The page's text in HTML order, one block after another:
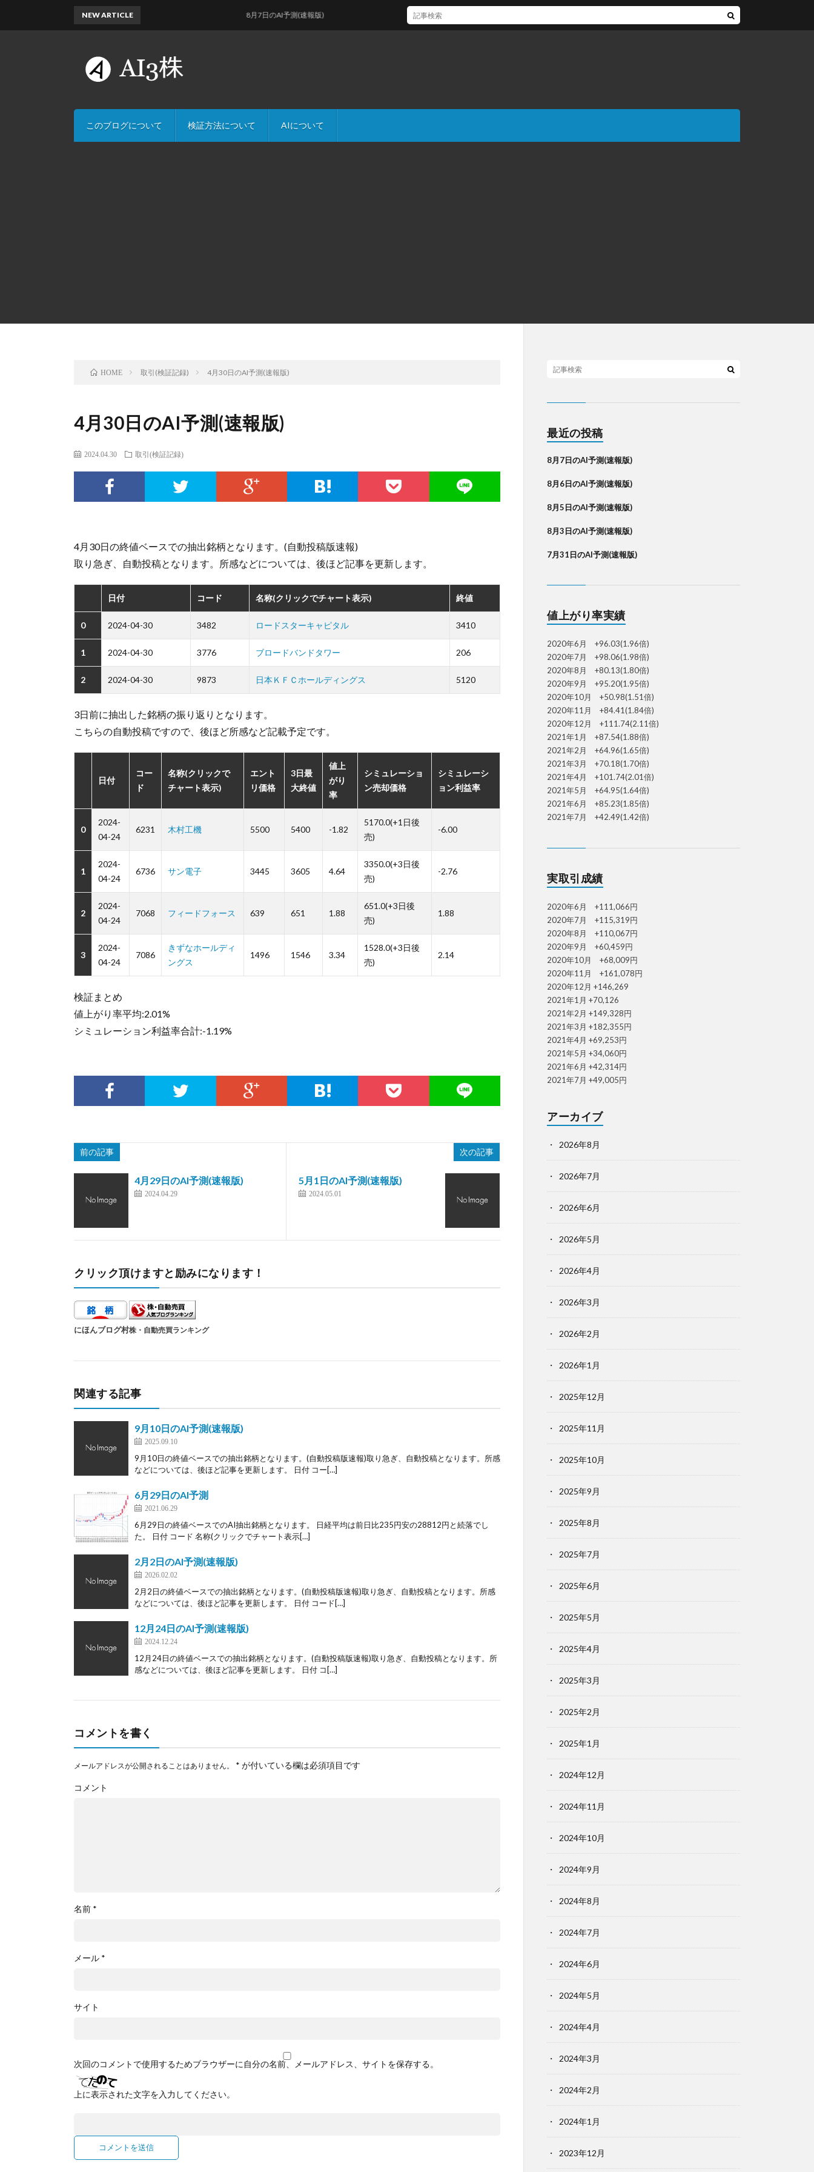
このブログについて 検証方法について AIについて
NEW ARTICLE 8月7日のAI予測(速報版)
HOME 取引(検証記録) 4月30日のAI予測(速報版)
4月30日のAI予測(速報版)
2024.04.30 取引(検証記録)
4月30日の終値ベースでの抽出銘柄となります。(自動投稿版速報)
取り急ぎ、自動投稿となります。所感などについては、後ほど記事を更新します。
日付 コード 名称(クリックでチャート表示) 終値
0 2024-04-30 3482 ロードスターキャピタル 3410
1 2024-04-30 3776 ブロードバンドタワー 206
2 2024-04-30 9873 日本ＫＦＣホールディングス 5120
3日前に抽出した銘柄の振り返りとなります。
こちらの自動投稿ですので、後ほど所感など記載予定です。
日付
コー
ド
名称(クリックで
チャート表示)
エント
リ価格
3日最
大終値
値上
がり
率
シミュレーショ
ン売却価格
シミュレーシ
ョン利益率
0
2024-
04-24
6231 木村工機 5500 5400 -1.82
5170.0(+1日後
売)
-6.00
1
2024-
04-24
6736 サン電子 3445 3605 4.64
3350.0(+3日後
売)
-2.76
2
2024-
04-24
7068 フィードフォース 639 651 1.88
651.0(+3日後
売)
1.88
3
2024-
04-24
7086
きずなホールディ
ングス
1496 1546 3.34
1528.0(+3日後
売)
2.14
検証まとめ
値上がり率平均:2.01%
シミュレーション利益率合計:-1.19%
前の記事
4月29日のAI予測(速報版)
2024.04.29
次の記事
5月1日のAI予測(速報版)
2024.05.01
クリック頂けますと励みになります！
にほんブログ村株・自動売買ランキング
関連する記事
9月10日のAI予測(速報版)
2025.09.10
9月10日の終値ベースでの抽出銘柄となります。(自動投稿版速報)取り急ぎ、自動投稿となります。所感
などについては、後ほど記事を更新します。 日付 コー[…]
6月29日のAI予測
2021.06.29
6月29日の終値ベースでのAI抽出銘柄となります。 日経平均は前日比235円安の28812円と続落でし
た。 日付 コード 名称(クリックでチャート表示[…]
2月2日のAI予測(速報版)
2026.02.02
2月2日の終値ベースでの抽出銘柄となります。(自動投稿版速報)取り急ぎ、自動投稿となります。所感
などについては、後ほど記事を更新します。 日付 コード[…]
12月24日のAI予測(速報版)
2024.12.24
12月24日の終値ベースでの抽出銘柄となります。(自動投稿版速報)取り急ぎ、自動投稿となります。所
感などについては、後ほど記事を更新します。 日付 コ[…]
コメントを書く
メールアドレスが公開されることはありません。 * が付いている欄は必須項目です
コメント
名前 *
メール *
サイト
次回のコメントで使用するためブラウザーに自分の名前、メールアドレス、サイトを保存する。
上に表示された文字を入力してください。
最近の投稿
8月7日のAI予測(速報版)
8月6日のAI予測(速報版)
8月5日のAI予測(速報版)
8月3日のAI予測(速報版)
7月31日のAI予測(速報版)
値上がり率実績
2020年6月 +96.03(1.96倍)
2020年7月 +98.06(1.98倍)
2020年8月 +80.13(1.80倍)
2020年9月 +95.20(1.95倍)
2020年10月 +50.98(1.51倍)
2020年11月 +84.41(1.84倍)
2020年12月 +111.74(2.11倍)
2021年1月 +87.54(1.88倍)
2021年2月 +64.96(1.65倍)
2021年3月 +70.18(1.70倍)
2021年4月 +101.74(2.01倍)
2021年5月 +64.95(1.64倍)
2021年6月 +85.23(1.85倍)
2021年7月 +42.49(1.42倍)
実取引成績
2020年6月 +111,066円
2020年7月 +115,319円
2020年8月 +110,067円
2020年9月 +60,459円
2020年10月 +68,009円
2020年11月 +161,078円
2020年12月 +146,269
2021年1月 +70,126
2021年2月 +149,328円
2021年3月 +182,355円
2021年4月 +69,253円
2021年5月 +34,060円
2021年6月 +42,314円
2021年7月 +49,005円
アーカイブ
2026年8月
2026年7月
2026年6月
2026年5月
2026年4月
2026年3月
2026年2月
2026年1月
2025年12月
2025年11月
2025年10月
2025年9月
2025年8月
2025年7月
2025年6月
2025年5月
2025年4月
2025年3月
2025年2月
2025年1月
2024年12月
2024年11月
2024年10月
2024年9月
2024年8月
2024年7月
2024年6月
2024年5月
2024年4月
2024年3月
2024年2月
2024年1月
2023年12月